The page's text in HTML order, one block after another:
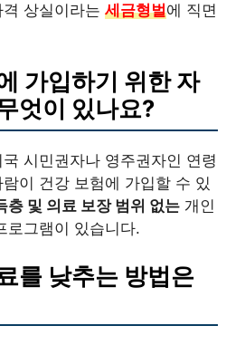
상실이라는 세금형벌에 직면
가입하기 위한 자
엇이 있나요?
시민권자나 영주권자인 연령
이 건강 보험에 가입할 수 있
층 및 의료 보장 범위 없는 개인
로그램이 있습니다.
를 낮추는 방법은